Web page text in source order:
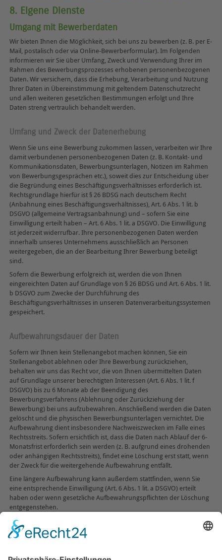
8. Eigene Dienste
Umgang mit Bewerberdaten
Wir bieten Ihnen die Möglichkeit, sich bei uns zu bewerben (z. B. per E-
Mail, postalisch oder via Online-Bewerberformular). Im Folgenden
informieren wir Sie über Umfang, Zweck und Verwendung Ihrer im
Rahmen des Bewerbungsprozesses erhobenen personenbezogenen
Daten. Wir versichern, dass die Erhebung, Verarbeitung und Nutzung
Ihrer Daten in Übereinstimmung mit geltendem Datenschutzrecht
und allen weiteren gesetzlichen Bestimmungen erfolgt und Ihre
Daten streng vertraulich behandelt werden.
Umfang und Zweck der Datenerhebung
Wenn Sie uns eine Bewerbung zukommen lassen, verarbeiten wir Ihre
damit verbundenen personenbezogenen Daten (z. B. Kontakt- und
Kommunikationsdaten, Bewerbungsunterlagen, Notizen im Rahmen
von Bewerbungsgesprächen etc.), soweit dies zur Entscheidung über
die Begründung eines Beschäftigungsverhältnisses erforderlich ist.
Rechtsgrundlage hierfür ist § 26 BDSG nach deutschem Recht
(Anbahnung eines Beschäftigungsverhältnisses), Art. 6 Abs. 1 lit. b
DSGVO (allgemeine Vertragsanbahnung) und – sofern Sie eine
Einwilligung erteilt haben – Art. 6 Abs. 1 lit. a DSGVO. Die Einwilligung
ist jederzeit widerrufbar. Ihre personenbezogenen Daten werden
innerhalb unseres Unternehmens ausschließlich an Personen
weitergegeben, die an der Bearbeitung Ihrer Bewerbung beteiligt
sind.
Sofern die Bewerbung erfolgreich ist, werden die von Ihnen
eingereichten Daten auf Grundlage von § 26 BDSG und Art. 6 Abs. 1 lit.
b DSGVO zum Zwecke der Durchführung des
Beschäftigungsverhältnisses in unseren Datenverarbeitungssystemen
gespeichert.
Aufbewahrungsdauer der Daten
Sofern wir Ihnen kein Stellenangebot machen können, Sie ein
Stellenangebot ablehnen oder Ihre Bewerbung zurückziehen,
behalten wir uns das Recht vor, die von Ihnen übermittelten Daten
auf Grundlage unserer berechtigten Interessen (Art. 6 Abs. 1 lit. f
DSGVO) bis zu 6 Monate ab der Beendigung des
Bewerbungsverfahrens (Ablehnung oder Zurückziehung der
Bewerbung) bei uns aufzubewahren. Anschließend werden die Daten
gelöscht und die physischen Bewerbungsunterlagen vernichtet. Die
Aufbewahrung dient insbesondere Nachweiszwecken im Falle eines
Rechtsstreits. Sofern ersichtlich ist, dass die Daten nach Ablauf der 6-
Monatsfrist erforderlich sein werden (z. B. aufgrund eines drohenden
oder anhängigen Rechtsstreits), findet eine Löschung erst statt, wenn
der Zweck für die weitergehende Aufbewahrung entfällt.
Eine längere Aufbewahrung kann außerdem stattfinden, wenn Sie
eine entsprechende Einwilligung (Art. 6 Abs. 1 lit. a DSGVO) erteilt
haben oder wenn gesetzliche Aufbewahrungspflichten der Löschung
entgegenstehen.
zurück zum Impressum